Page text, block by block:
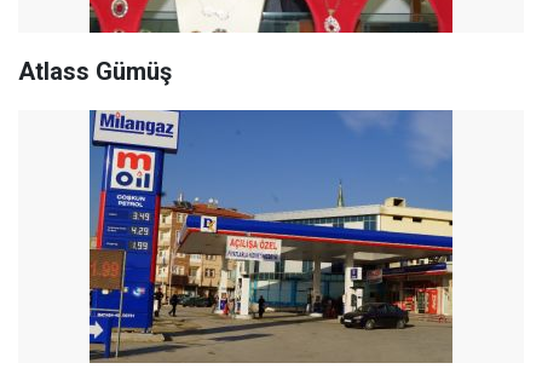
Atlass Gümüş